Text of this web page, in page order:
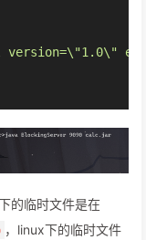
version=\"1.0\"
的临时文件是在
，linux下的临时文件